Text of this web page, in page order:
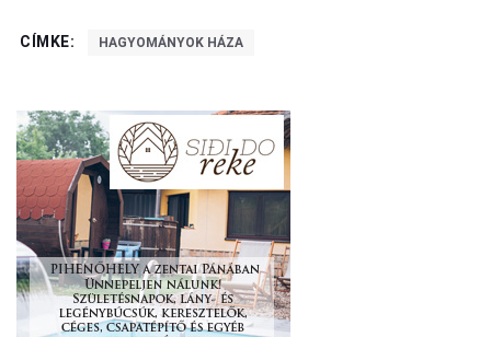
CÍMKE: HAGYOMÁNYOK HÁZA